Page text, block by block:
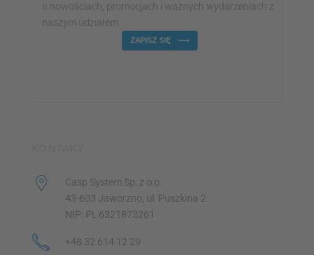
o nowościach, promocjach i ważnych wydarzeniach z
naszym udziałem.
ZAPISZ SIĘ
Casp System Sp. z o.o.
43-603 Jaworzno, ul. Puszkina 2
NIP: PL 6321873261
+48 32 614 12 29